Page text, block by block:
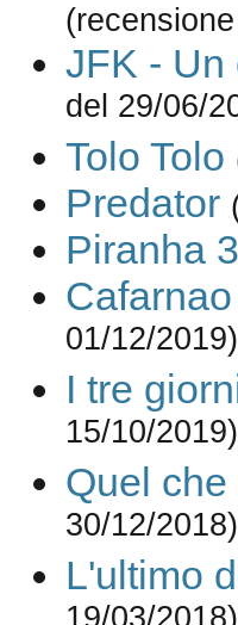
JFK - Un
del 29/06/
Tolo Tolo
Predator
Piranha
01/12/2019)
I tre
15/10/2019)
Quel
30/12/2018)
L'ultimo